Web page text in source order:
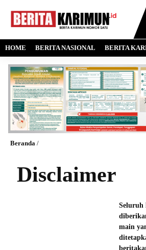
HOME BERITA NASIONAL BERITA
Beranda /
Disclaimer
Seluruh
main